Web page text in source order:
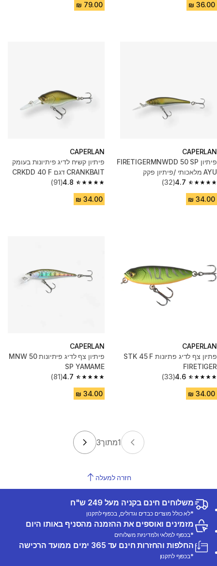
CAPERLAN
פיתיון FIRETIGERMNWDD 50 SP
AYU מלאכותי /פיתיון פקק
JERKBAIT MINNOW עמוק
4.7
4.7 out of 5 stars from 32 reviews
(32)
CAPERLAN
פיתיון קשיח לדיג פיתיונות בעומק
CRANKBAIT דגם CRKDD 40 F
AYU
4.8
4.8 out of 5 stars from 91 reviews
(91)
CAPERLAN
פתיון צף לדיג פתיונות STK 45 F
FIRETIGER
4.6
4.6 out of 5 stars from 33 reviews
(33)
CAPERLAN
פיתיון צף לדיג פיתיונות MNW 50
SP YAMAME
4.7
4.7 out of 5 stars from 81 reviews
(81)
1מתוך3
חזרה למעלה
משלוחים חינם בקניה מעל 249 ש"ח
*לא כולל מוצרים כבדים וגדולים, בכפוף לתקנון
מזמינים ואוספים את ההזמנה מהסניף באותו היום
*בכפוף למלאי ולמדיניות משלוחים
החלפות והחזרות חינם עד 365 ימים ממועד הרכישה
*בכפוף לתקנון